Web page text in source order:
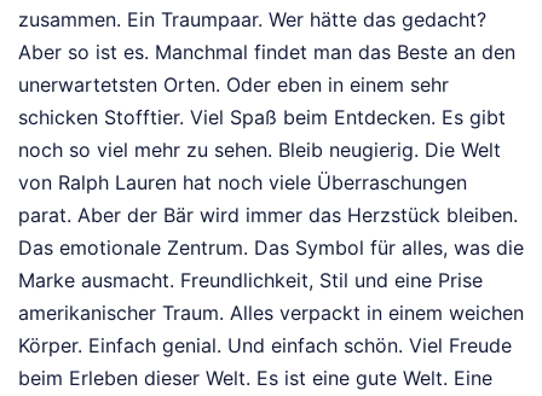
zusammen. Ein Traumpaar. Wer hätte das gedacht?
Aber so ist es. Manchmal findet man das Beste an den
unerwartetsten Orten. Oder eben in einem sehr
schicken Stofftier. Viel Spaß beim Entdecken. Es gibt
noch so viel mehr zu sehen. Bleib neugierig. Die Welt
von Ralph Lauren hat noch viele Überraschungen
parat. Aber der Bär wird immer das Herzstück bleiben.
Das emotionale Zentrum. Das Symbol für alles, was die
Marke ausmacht. Freundlichkeit, Stil und eine Prise
amerikanischer Traum. Alles verpackt in einem weichen
Körper. Einfach genial. Und einfach schön. Viel Freude
beim Erleben dieser Welt. Es ist eine gute Welt. Eine